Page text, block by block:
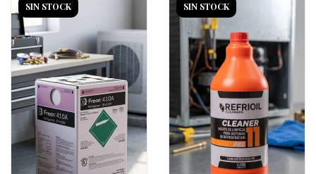
SIN STOCK SIN STOCK